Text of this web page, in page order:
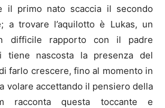
il primo nato scaccia il secondo
a trovare l’aquilotto è Lukas, un
difficile rapporto con il padre
tiene nascosta la presenza del
farlo crescere, fino al momento in
volare accettando il pensiero della
racconta questa toccante e